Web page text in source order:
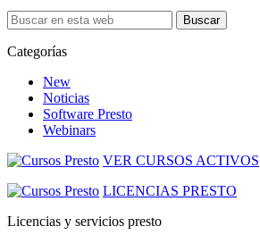
Buscar
Categorías
New
Noticias
Software Presto
Webinars
VER CURSOS ACTIVOS
LICENCIAS PRESTO
Licencias y servicios presto